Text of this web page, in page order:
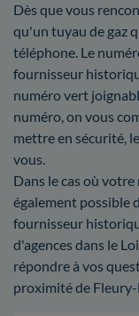
Dès que vous
qu'un tuyau de gaz
téléphone. Le
fournisseur
numéro vert
numéro, on vous
mettre en sécurité,
vous.
Dans le cas où
également possible
fournisseur
d'agences dans le
répondre à vos
proximité de